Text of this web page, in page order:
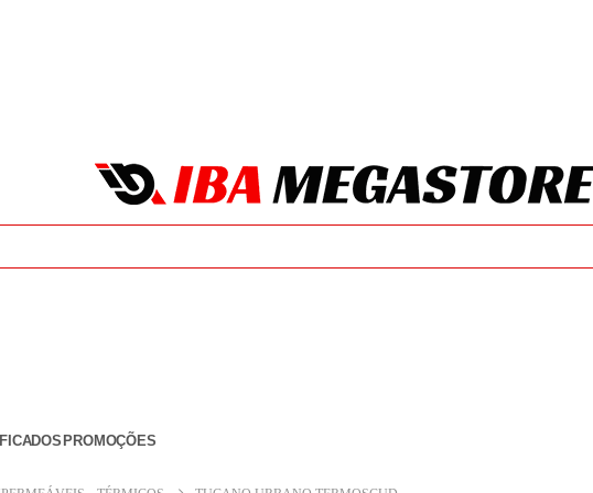
PROMOÇÕES